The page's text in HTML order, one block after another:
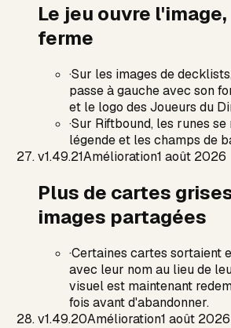
Le jeu ouvre
ferme
·Sur les images de
passe à gauche avec son
et le logo des Joueurs du
·Sur Riftbound, les runes
légende et les champs de
v1.49.21Amélioration1 août 2026
Plus de cartes
images partagées
·Certaines cartes sortaient
avec leur nom au lieu de
visuel est maintenant
fois avant d'abandonner.
v1.49.20Amélioration1 août 2026